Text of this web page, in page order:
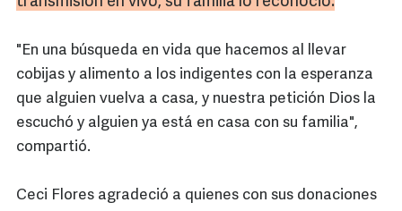
"En una búsqueda en vida que hacemos al llevar
cobijas y alimento a los indigentes con la esperanza
que alguien vuelva a casa, y nuestra petición Dios la
escuchó y alguien ya está en casa con su familia",
compartió.
Ceci Flores agradeció a quienes con sus donaciones